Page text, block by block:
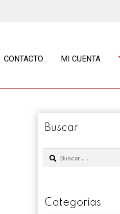
CONTACTO MI CUENTA
Buscar
Buscar:
Categorías